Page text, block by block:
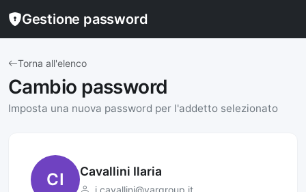
Gestione password
Torna all'elenco
Cambio password
Imposta una nuova password per l'addetto selezionato
CI Cavallini Ilaria
i.cavallini@vargroup.it